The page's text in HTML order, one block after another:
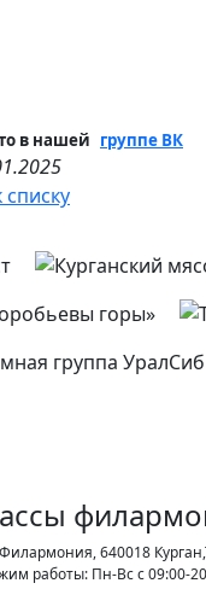
в нашей группе ВК
списку
640018
работы: Пн-Вс с 09:00-